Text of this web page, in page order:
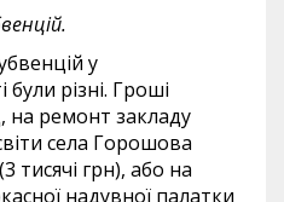
у
були різні. Гроші
на ремонт закладу
села Горошова
тисячі грн), або на
надувної палатки